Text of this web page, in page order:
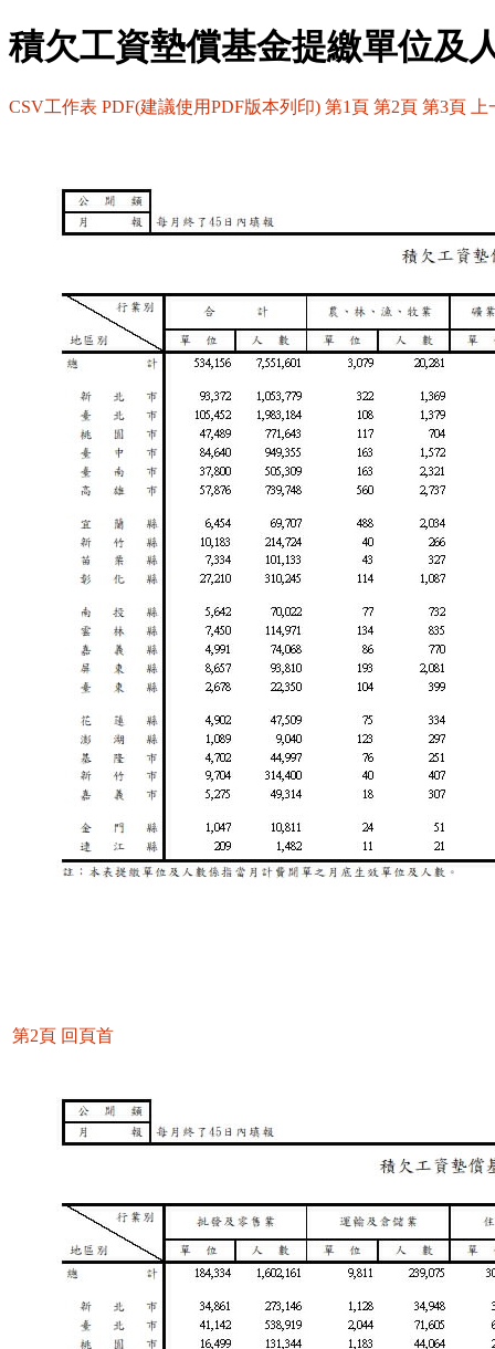
積欠工資墊償基金提繳單位及
CSV工作表 PDF(建議使用PDF版本列印) 第1頁 第2頁 第3頁
第2頁 回頁首